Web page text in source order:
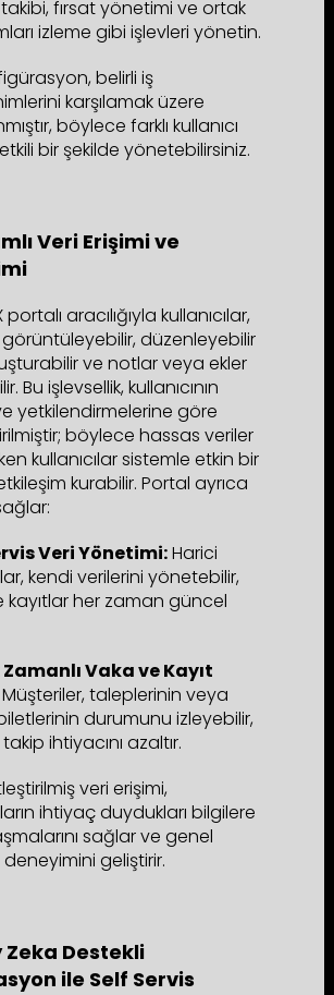
fırsat yönetimi ve ortak
izleme gibi işlevleri yönetin.
belirli iş
karşılamak üzere
böylece farklı kullanıcı
bir şekilde yönetebilirsiniz.
Veri Erişimi ve
aracılığıyla kullanıcılar,
görüntüleyebilir, düzenleyebilir
ve notlar veya ekler
Bu işlevsellik, kullanıcının
yetkilendirmelerine göre
böylece hassas veriler
kullanıcılar sistemle etkin bir
kurabilir. Portal ayrıca
Veri Yönetimi:Harici
kendi verilerini yönetebilir,
her zaman güncel
Vaka ve Kayıt
taleplerinin veya
durumunu izleyebilir,
ihtiyacını azaltır.
veri erişimi,
ihtiyaç duydukları bilgilere
sağlar ve genel
deneyimini geliştirir.
Destekli
ile Self Servis